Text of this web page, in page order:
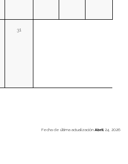
31
Fecha de última actualización Abril 24, 2026